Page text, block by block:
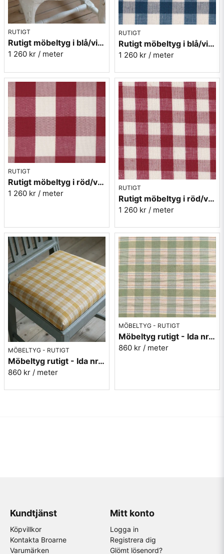
RUTIGT
Rutigt möbeltyg i blå/vit - Sjöberg nr.52 Berghem
1 260 kr / meter
RUTIGT
Rutigt möbeltyg i blå/vit - Sjöberg nr.50 Berghem
1 260 kr / meter
RUTIGT
Rutigt möbeltyg i röd/vit - Sjöberg nr.32 Berghem
1 260 kr / meter
RUTIGT
Rutigt möbeltyg i röd/vit - Sjöberg nr.30 Berghem
1 260 kr / meter
MÖBELTYG - RUTIGT
Möbeltyg rutigt - Ida nr.10 gul/guld
860 kr / meter
MÖBELTYG - RUTIGT
Möbeltyg rutigt - Ida nr.70 grön/guld
860 kr / meter
Kundtjänst
Köpvillkor
Kontakta Broarne
Varumärken
Mitt konto
Logga in
Registrera dig
Glömt lösenord?